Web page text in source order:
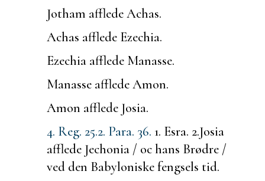
Jotham afflede Achas.
Achas afflede Ezechia.
Ezechia afflede Manasse.
Manasse afflede Amon.
Amon afflede Josia.
4. Reg. 25.2. Para. 36. 1. Esra. 2.Josia
afflede Jechonia / oc hans Brødre /
ved den Babyloniske fengsels tid.